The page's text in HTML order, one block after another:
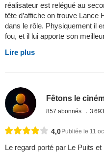
réalisateur est relégué au
tête d’affiche on trouve
dans le rôle. Physiquement il
fou, et il lui apporte son
Lire plus
Fêtons le
857 abonnés 3
4,0Publiée le 11
Le regard porté par Le Puits